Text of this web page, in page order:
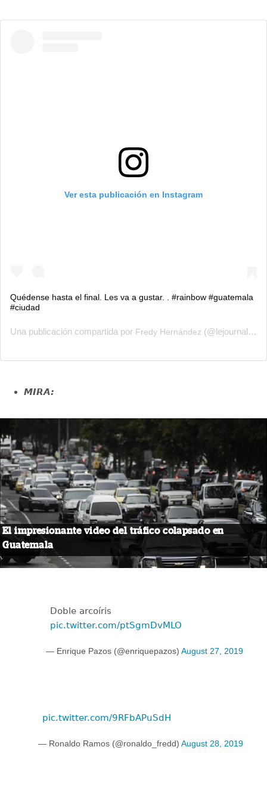
Ver esta publicación en Instagram
Quédense hasta el final. Les va a gustar. . #rainbow #guatemala
#ciudad
Una publicación compartida por Fredy Hernández (@lejournalist) el
MIRA:
El impresionante video del tráfico colapsado en
Guatemala
Doble arcoíris
pic.twitter.com/ptSgmDvMLO
— Enrique Pazos (@enriquepazos) August 27, 2019
pic.twitter.com/9RFbAPuSdH
— Ronaldo Ramos (@ronaldo_fredd) August 28, 2019